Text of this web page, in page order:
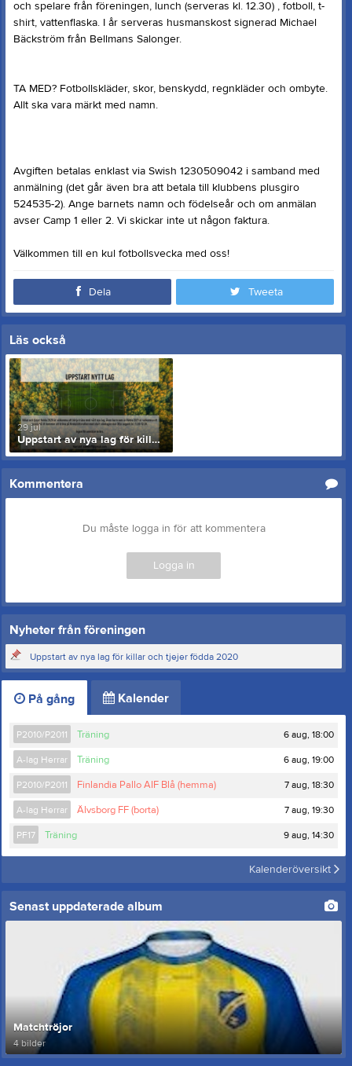
och spelare från föreningen, lunch (serveras kl. 12.30) , fotboll, t-
shirt, vattenflaska. I år serveras husmanskost signerad Michael
Bäckström från Bellmans Salonger.
TA MED? Fotbollskläder, skor, benskydd, regnkläder och ombyte.
Allt ska vara märkt med namn.
Avgiften betalas enklast via Swish 1230509042 i samband med
anmälning (det går även bra att betala till klubbens plusgiro
524535-2). Ange barnets namn och födelseår och om anmälan
avser Camp 1 eller 2. Vi skickar inte ut någon faktura.
Välkommen till en kul fotbollsvecka med oss!
Dela Tweeta
Läs också
29 jul
Uppstart av nya lag för killar och tjejer födda 2020
Kommentera
Du måste logga in för att kommentera
Logga in
Nyheter från föreningen
Uppstart av nya lag för killar och tjejer födda 2020
På gång Kalender
P2010/P2011 Träning 6 aug, 18:00
A-lag Herrar Träning 6 aug, 19:00
P2010/P2011 Finlandia Pallo AIF Blå (hemma) 7 aug, 18:30
A-lag Herrar Älvsborg FF (borta) 7 aug, 19:30
PF17 Träning 9 aug, 14:30
Kalenderöversikt
Senast uppdaterade album
Matchtröjor
4 bilder